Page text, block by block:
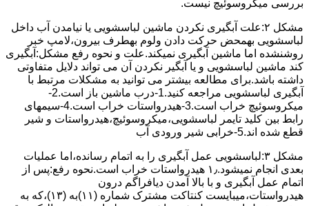
بررسی ﻣﯿﮑﺮوﺳﻮﺋﯿﭻ نیست.
مشکل ۲:علت آبگیری نکردن ماشین لباسشویی یا نیامدن آب داخل
لباسشویی بهمحض ﺣﺮﮐﺖ دادن وﻟﻮم بهطرف ﺑﯿﺮون،ﻻﻣﭗ ﺧﺒﺮ
روشنشده اﻣﺎ ﻣﺎﺷﯿﻦ آﺑﮕﯿﺮی نمیکند.ﻋﻠﺖ و نحوه رﻓﻊ مشکل:آبگیری
کند ماشین لباسشویی و یا آبگیر نکردن آن می تواند دلایل متفاوتی
داشته باشد.برای مطالعه بیشتر می توانید به مشکلات مرتبط با
آبگیری لباسشویی مراجعه کنید.1-درب ﻣﺎﺷﯿﻦ ﺑﺎز اﺳﺖ.2-
ﻣﯿﮑﺮوﺳﻮﺋﯿﭻ ﺧﺮاب اﺳﺖ.3-ﻫﯿﺪرواﺳﺘﺎت ﺧﺮاب اﺳﺖ.4-سیمهای
راﺑﻂ ﺑﯿﻦ ﮐﻠﯿﺪ ﺗﺎﯾﻤﺮ لباسشویی،ﻣﯿﮑﺮوﺳﻮﺋﯿﭻ،ﻫﯿﺪرواﺳﺘﺎت و ﺷﯿﺮ
ﻗﻄﻊ ﺷﺪه اند.5-خرابی شیر ورودی آب
مشکل ۳:لباسشویی ﻋﻤﻞ آﺑﮕﯿﺮی را ﺑﻪ اﺗﻤﺎم رﺳﺎﻧﺪه،اﻣﺎ ﻋﻤﻠﯿﺎت
ﺑﻌﺪی اﻧﺠﺎم نمیشود.۱٫ ﻫﯿﺪرواﺳﺘﺎت ﺧﺮاب اﺳﺖ.نحوه رﻓﻊ:ﭘﺲ از
اﺗﻤﺎم عمل آﺑﮕﯿﺮی و ﺑﺎ ﺑﺎﻻ آﻣﺪن دﯾﺎﻓﺮاﮔﻢ درون
ﻫﯿﺪرواﺳﺘﺎت،میبایست ﮐﻨﺘﺎﮐﺖ ﻣﺸﺘﺮک شماره (۱۱)به (۱۳)،ﮐﻪ ﺑﻪ